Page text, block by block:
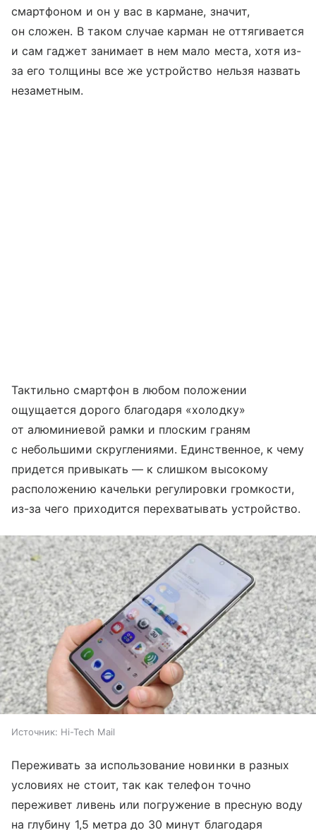
смартфоном и он у вас в кармане, значит,
он сложен. В таком случае карман не оттягивается
и сам гаджет занимает в нем мало места, хотя из-
за его толщины все же устройство нельзя назвать
незаметным.
Тактильно смартфон в любом положении
ощущается дорого благодаря «холодку»
от алюминиевой рамки и плоским граням
с небольшими скруглениями. Единственное, к чему
придется привыкать — к слишком высокому
расположению качельки регулировки громкости,
из-за чего приходится перехватывать устройство.
Источник: Hi-Tech Mail
Переживать за использование новинки в разных
условиях не стоит, так как телефон точно
переживет ливень или погружение в пресную воду
на глубину 1,5 метра до 30 минут благодаря